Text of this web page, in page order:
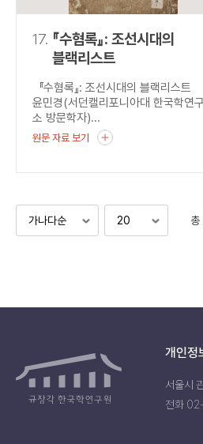
17. 『수혐록』: 조선시대의
블랙리스트
『수혐록』: 조선시대의 블랙리스트
윤민경(서던캘리포니아대 한국학연구
소 방문학자)...
원문 자료 보기
총
개인정
서울시
전화